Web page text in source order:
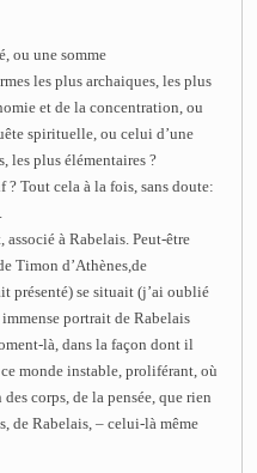
ou une somme
les plus archaiques, les plus
et de la concentration, ou
spirituelle, ou celui d’une
les plus élémentaires ?
Tout cela à la fois, sans doute:
à Rabelais. Peut-être
Timon d’Athènes,de
présenté) se situait (j’ai oublié
portrait de Rabelais
là, dans la façon dont il
monde instable, proliférant, où
corps, de la pensée, que rien
de Rabelais, – celui-là même